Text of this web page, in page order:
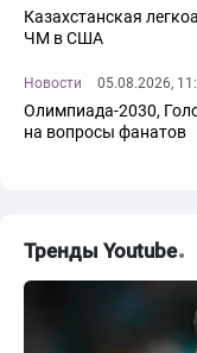
Казахстанская
ЧМ в США
Новости 05.08.2026,
Олимпиада-2030,
на вопросы фанатов
Тренды Youtube